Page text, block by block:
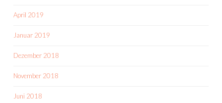
April 2019
Januar 2019
Dezember 2018
November 2018
Juni 2018